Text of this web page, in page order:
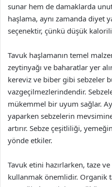
sunar hem de damaklarda
haşlama, aynı zamanda diyet
seçenektir, çünkü düşük
Tavuk haşlamanın temel
zeytinyağı ve baharatlar yer
kereviz ve biber gibi sebzeler
vazgeçilmezlerindendir.
mükemmel bir uyum sağlar.
yaparken sebzelerin
artırır. Sebze çeşitliliği,
yönde etkiler.
Tavuk etini hazırlarken, taze
kullanmak önemlidir. Organik